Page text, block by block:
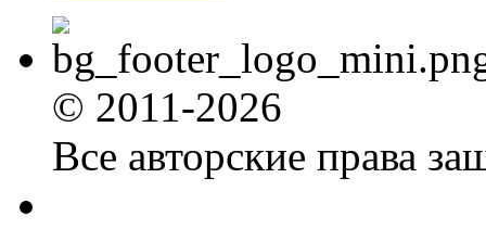
© 2011-2026
Все авторские права